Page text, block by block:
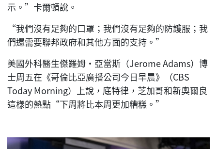
示。”卡爾頓說。
“我們沒有足夠的口罩；我們沒有足夠的防護服；我
們還需要聯邦政府和其他方面的支持。”
美國外科醫生傑羅姆·亞當斯（Jerome Adams）博
士周五在《哥倫比亞廣播公司今日早晨》（CBS
Today Morning）上說，底特律，芝加哥和新奧爾良
這樣的熱點“下周將比本周更加糟糕。”